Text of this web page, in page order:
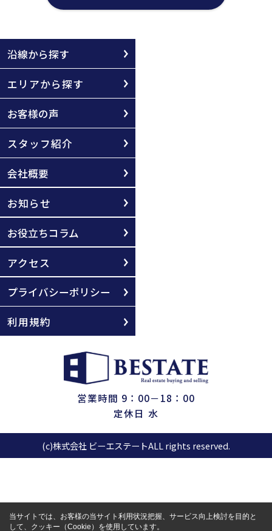
沿線から探す
エリアから探す
お客様の声
スタッフ紹介
会社概要
お知らせ
お役立ちコラム
アクセス
プライバシーポリシー
利用規約
営業時間 9：00－18：00
定休日 水
(c)株式会社 ビーエステートALL rights reserved.
当サイトでは、お客様の当サイト利用状況把握、サービス向上検討を目的と
して、クッキー（Cookie）を使用しています。